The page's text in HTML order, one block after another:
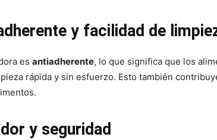
y facilidad de
es antiadherente, lo que significa que los
rápida y sin esfuerzo. Esto también
y seguridad